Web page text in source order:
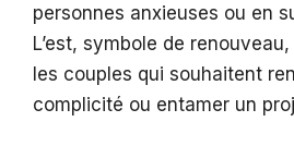
personnes anxieuses ou en
L’est, symbole de
les couples qui souhaitent
complicité ou entamer un